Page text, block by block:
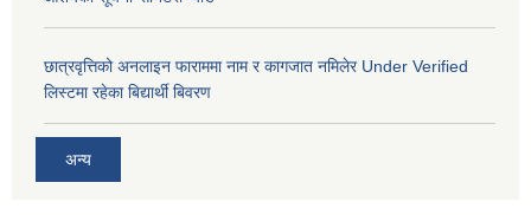
छात्रवृत्तिको अनलाइन फाराममा नाम र कागजात नमिलेर Under Verified
लिस्टमा रहेका बिद्यार्थी बिवरण
अन्य